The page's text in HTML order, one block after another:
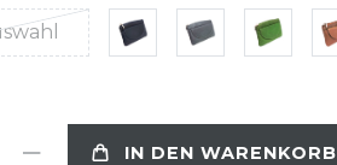
IN DEN WARENKORB